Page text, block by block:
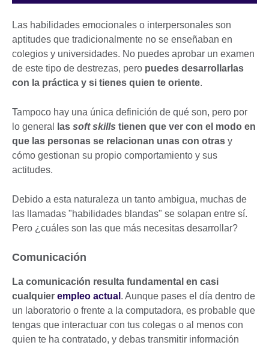
Las habilidades emocionales o interpersonales son
aptitudes que tradicionalmente no se enseñaban en
colegios y universidades. No puedes aprobar un examen
de este tipo de destrezas, pero puedes desarrollarlas
con la práctica y si tienes quien te oriente.
Tampoco hay una única definición de qué son, pero por
lo general
las soft skills tienen que ver con el modo en
que las personas se relacionan unas con otras y
cómo gestionan su propio comportamiento y sus
actitudes.
Debido a esta naturaleza un tanto ambigua, muchas de
las llamadas "habilidades blandas" se solapan entre sí.
Pero ¿cuáles son las que más necesitas desarrollar?
Comunicación
La comunicación resulta fundamental en casi
cualquier empleo actual . Aunque pases el día dentro de
un laboratorio o frente a la computadora, es probable que
tengas que interactuar con tus colegas o al menos con
quien te ha contratado, y debas transmitir información